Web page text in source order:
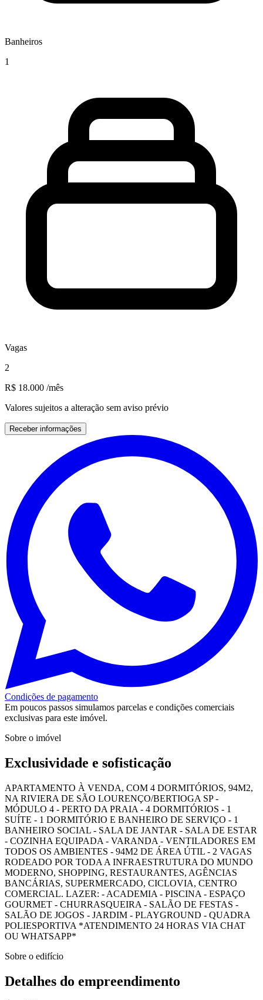
Banheiros
1
Vagas
2
R$ 18.000 /mês
Valores sujeitos a alteração sem aviso prévio
Receber informações
Condições de pagamento
Em poucos passos simulamos parcelas e condições comerciais
exclusivas para este imóvel.
Sobre o imóvel
Exclusividade e sofisticação
APARTAMENTO À VENDA, COM 4 DORMITÓRIOS, 94M2,
NA RIVIERA DE SÃO LOURENÇO/BERTIOGA SP -
MÓDULO 4 - PERTO DA PRAIA - 4 DORMITÓRIOS - 1
SUÍTE - 1 DORMITÓRIO E BANHEIRO DE SERVIÇO - 1
BANHEIRO SOCIAL - SALA DE JANTAR - SALA DE ESTAR
- COZINHA EQUIPADA - VARANDA - VENTILADORES EM
TODOS OS AMBIENTES - 94M2 DE ÁREA ÚTIL - 2 VAGAS
RODEADO POR TODA A INFRAESTRUTURA DO MUNDO
MODERNO, SHOPPING, RESTAURANTES, AGÊNCIAS
BANCÁRIAS, SUPERMERCADO, CICLOVIA, CENTRO
COMERCIAL. LAZER: - ACADEMIA - PISCINA - ESPAÇO
GOURMET - CHURRASQUEIRA - SALÃO DE FESTAS -
SALÃO DE JOGOS - JARDIM - PLAYGROUND - QUADRA
POLIESPORTIVA *ATENDIMENTO 24 HORAS VIA CHAT
OU WHATSAPP*
Sobre o edifício
Detalhes do empreendimento